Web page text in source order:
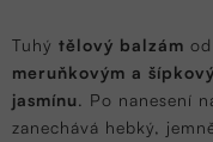
Tuhý tělový balzám od
meruňkovým a
jasmínu. Po nanesení
zanechává hebký,